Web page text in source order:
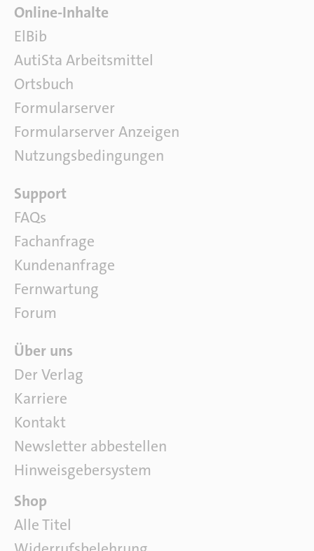
F
a
c
h
l
i
t
e
r
a
u
r
Online-Inhalte
ElBib
AutiSta Arbeitsmittel
Ortsbuch
Formularserver
Formularserver Anzeigen
Nutzungsbedingungen
S
o
f
t
w
a
r
e
Support
FAQs
Fachanfrage
Kundenanfrage
Fernwartung
Forum
Ü
b
e
r
u
n
s
Über uns
Der Verlag
Karriere
Kontakt
Newsletter abbestellen
Hinweisgebersystem
P
a
r
Shop
Alle Titel